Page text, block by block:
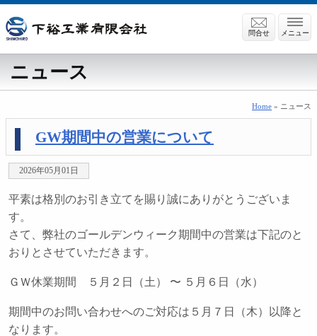
メニュー
問合せ
ニュース
Home » ニュース
GW期間中の営業について
2026年05月01日
平素は格別のお引き立てを賜り誠にありがとうございま
す。
さて、弊社のゴールデンウィーク期間中の営業は下記のと
おりとさせていただきます。
ＧＷ休業期間 ５月２日（土） 〜 ５月６日（水）
期間中のお問い合わせへのご対応は５月７日（木）以降と
なります。